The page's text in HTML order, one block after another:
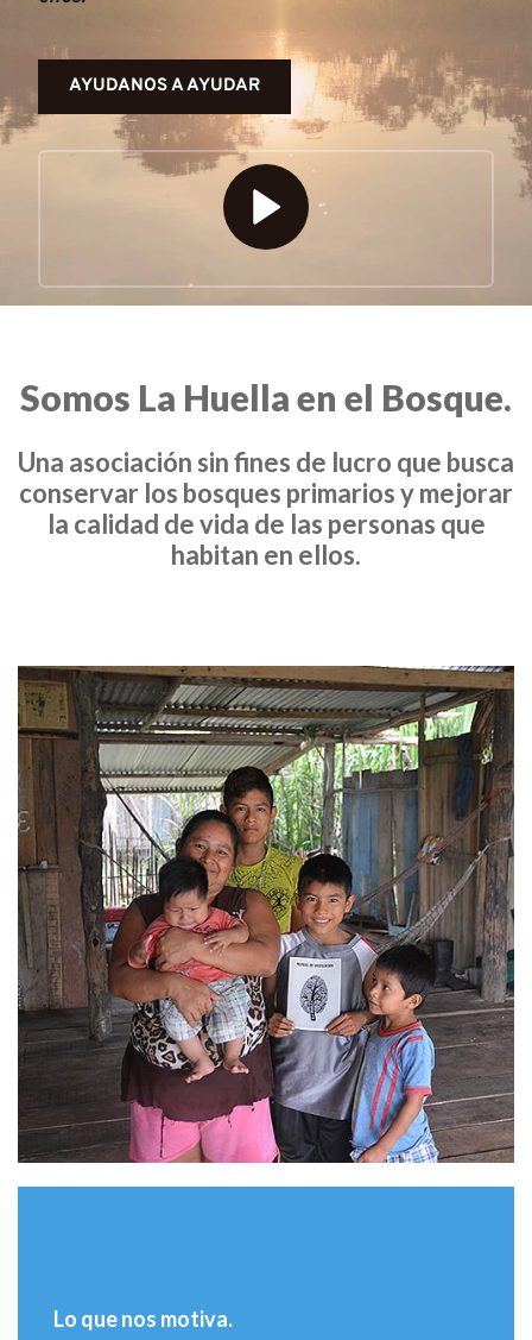
AYUDANOS A AYUDAR
Somos La Huella en el Bosque.
Una asociación sin fines de lucro que busca
conservar los bosques primarios y mejorar
la calidad de vida de las personas que
habitan en ellos.
Lo que nos motiva.